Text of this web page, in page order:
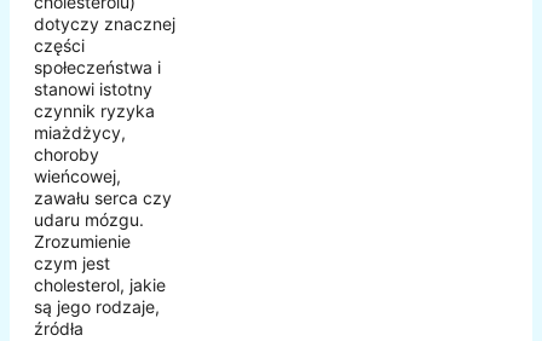
dotyczy znacznej
części
społeczeństwa i
stanowi istotny
czynnik ryzyka
miażdżycy,
choroby
wieńcowej,
zawału serca czy
udaru mózgu.
Zrozumienie
czym jest
cholesterol, jakie
są jego rodzaje,
źródła